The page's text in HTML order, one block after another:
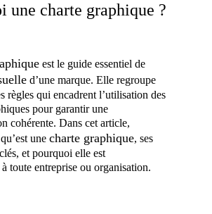
une charte graphique ?
est le guide essentiel de
d’une marque. Elle regroupe
règles qui encadrent l’utilisation des
pour garantir une
cohérente. Dans cet article,
une charte graphique, ses
et pourquoi elle est
toute entreprise ou organisation.